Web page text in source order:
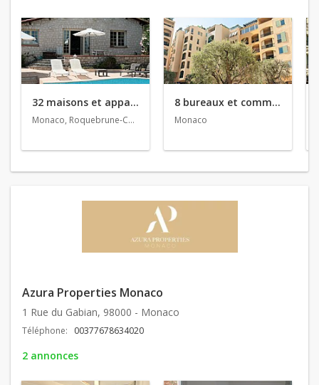
32 maisons et appartements en vente
Monaco, Roquebrune-Cap-Martin, Mougins
8 bureaux et commerces en vente
Monaco
Azura Properties Monaco
1 Rue du Gabian, 98000 - Monaco
Téléphone: 00377678634020
2 annonces